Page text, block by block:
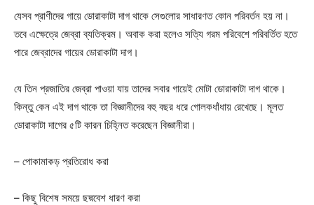
যেসব প্রাণীদের গায়ে ডোরাকাটা দাগ থাকে সেগুলোর সাধারণত কোন পরিবর্তন হয় না।
তবে এক্ষেত্রে জেব্রা ব্যতিক্রম। অবাক করা হলেও সত্যি গরম পরিবেশে পরিবর্তিত হতে
পারে জেব্রাদের গায়ের ডোরাকাটা দাগ।
যে তিন প্রজাতির জেব্রা পাওয়া যায় তাদের সবার গায়েই মোটা ডোরাকাটা দাগ থাকে।
কিন্তু কেন এই দাগ থাকে তা বিজ্ঞানীদের বহু বছর ধরে গোলকধাঁধায় রেখেছে। মূলত
ডোরাকাটা দাগের ৫টি কারন চিহ্নিত করেছেন বিজ্ঞানীরা।
– পোকামাকড় প্রতিরোধ করা
– কিছু বিশেষ সময়ে ছদ্মবেশ ধারণ করা